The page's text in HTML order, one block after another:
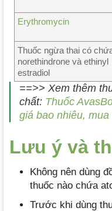
Erythromycin
Thuốc ngừa thai có
norethindrone và ethinyl
estradiol
==>> Xem thêm
chất: Thuốc
giá bao nhiêu,
Lưu ý và
Không nên dùng
thuốc nào chứa
Trước khi dùng